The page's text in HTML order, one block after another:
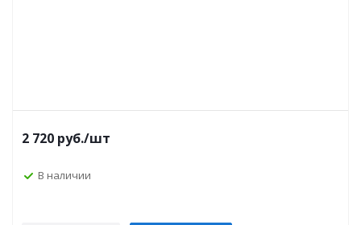
2 720 руб./шт
В наличии